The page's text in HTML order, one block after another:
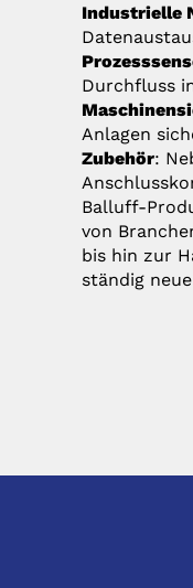
Industrielle
Durchfluss
Anlagen
Zubehör:
Balluff-
von
bis hin zur
ständig